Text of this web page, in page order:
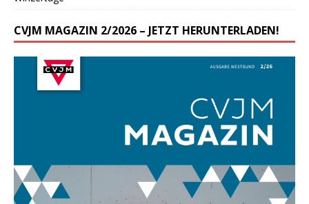
CVJM MAGAZIN 2/2026 – JETZT HERUNTERLADEN!